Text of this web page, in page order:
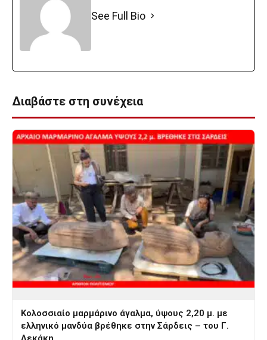
See Full Bio
Διαβάστε στη συνέχεια
Κολοσσιαίο μαρμάρινο άγαλμα, ύψους 2,20 μ. με
ελληνικό μανδύα βρέθηκε στην Σάρδεις – του Γ.